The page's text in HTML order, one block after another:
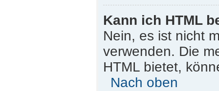
Kann ich HTML
Nein, es ist nicht
verwenden. Die
HTML bietet,
Nach oben